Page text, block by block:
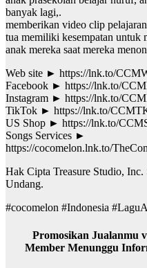
banyak lagi,.
memberikan video clip
tua memiliki kesempatan untuk
anak mereka saat mereka
Web site ► https://lnk.to/
Facebook ► https://lnk.to/
Instagram ► https://lnk.to/
TikTok ► https://lnk.to/
US Shop ► https://lnk.to/
Songs Services ►
https://cocomelon.lnk.to/
Hak Cipta Treasure Studio,
Undang.
#cocomelon #Indonesia
Promosikan Jualanmu
Member Menunggu